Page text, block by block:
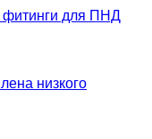
фитинги для ПНД
низкого